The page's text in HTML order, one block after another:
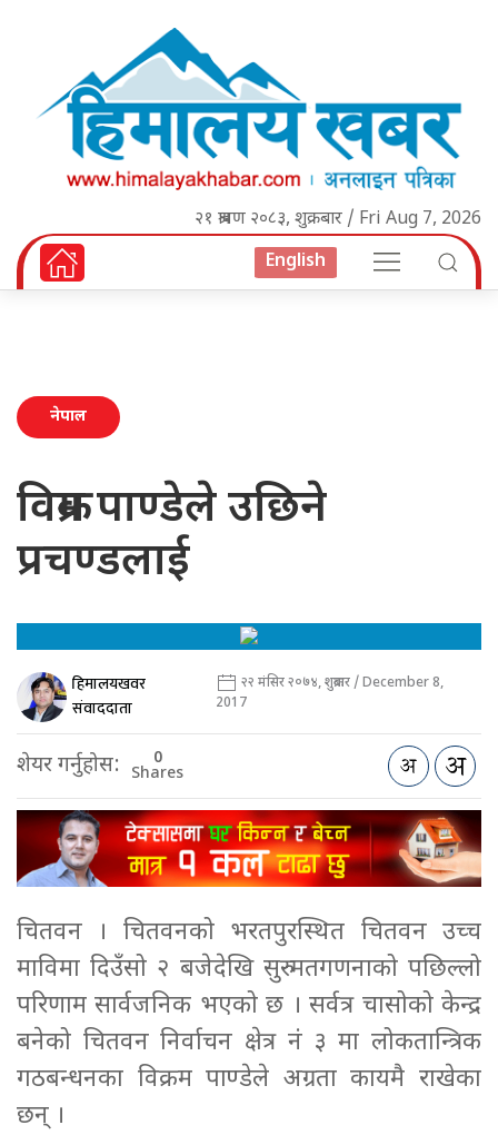
२१ श्रावण २०८३, शुक्रबार / Fri Aug 7, 2026
English
नेपाल
विक्रम पाण्डेले उछिने
प्रचण्डलाई
हिमालयखवर
संवाददाता
२२ मंसिर २०७४, शुक्रबार / December 8,
2017
शेयर गर्नुहोस: 0
Shares
चितवन । चितवनको भरतपुरस्थित चितवन उच्च
माविमा दिउँसो २ बजेदेखि सुरु मतगणनाको पछिल्लो
परिणाम सार्वजनिक भएको छ । सर्वत्र चासोको केन्द्र
बनेको चितवन निर्वाचन क्षेत्र नं ३ मा लोकतान्त्रिक
गठबन्धनका विक्रम पाण्डेले अग्रता कायमै राखेका
छन् ।